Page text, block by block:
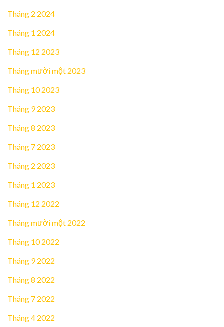
Tháng 2 2024
Tháng 1 2024
Tháng 12 2023
Tháng mười một 2023
Tháng 10 2023
Tháng 9 2023
Tháng 8 2023
Tháng 7 2023
Tháng 2 2023
Tháng 1 2023
Tháng 12 2022
Tháng mười một 2022
Tháng 10 2022
Tháng 9 2022
Tháng 8 2022
Tháng 7 2022
Tháng 4 2022